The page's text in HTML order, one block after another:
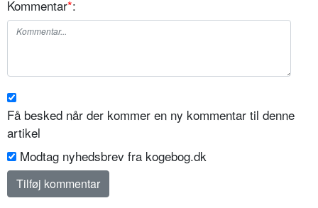
Kommentar*:
Få besked når der kommer en ny kommentar til denne
artikel
Modtag nyhedsbrev fra kogebog.dk